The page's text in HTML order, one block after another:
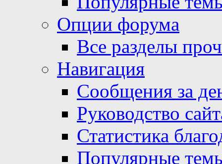
Опции форума
Все разделы
Навигация
Сообщения за
Руководство
Статистика
Популярные